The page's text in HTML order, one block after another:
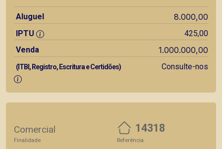
Aluguel 8.000,00
IPTU
425,00
Venda
1.000.000,00
(ITBI, Registro, Escritura e Certidões) Consulte-nos
Comercial
Finalidade
14318
Referência